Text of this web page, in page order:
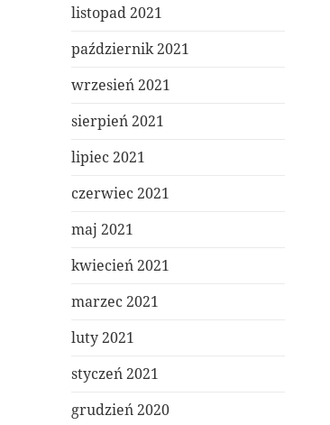
listopad 2021
październik 2021
wrzesień 2021
sierpień 2021
lipiec 2021
czerwiec 2021
maj 2021
kwiecień 2021
marzec 2021
luty 2021
styczeń 2021
grudzień 2020